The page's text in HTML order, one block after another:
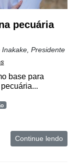
pecuária
Presidente
base para
Continue lendo